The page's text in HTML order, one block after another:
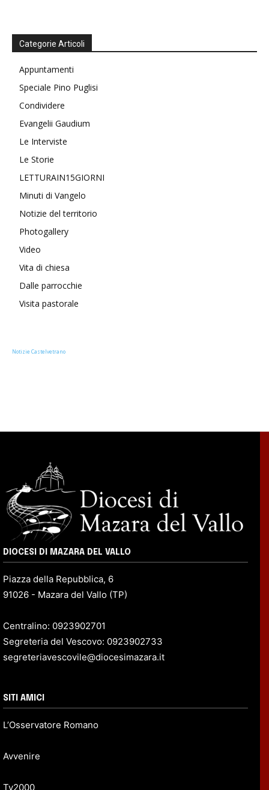
Categorie Articoli
Appuntamenti
Speciale Pino Puglisi
Condividere
Evangelii Gaudium
Le Interviste
Le Storie
LETTURAIN15GIORNI
Minuti di Vangelo
Notizie del territorio
Photogallery
Video
Vita di chiesa
Dalle parrocchie
Visita pastorale
Notizie Castelvetrano
DIOCESI DI MAZARA DEL VALLO
Piazza della Repubblica, 6
91026 - Mazara del Vallo (TP)
Centralino: 0923902701
Segreteria del Vescovo: 0923902733
segreteriavescovile@diocesimazara.it
SITI AMICI
L’Osservatore Romano
Avvenire
Tv2000